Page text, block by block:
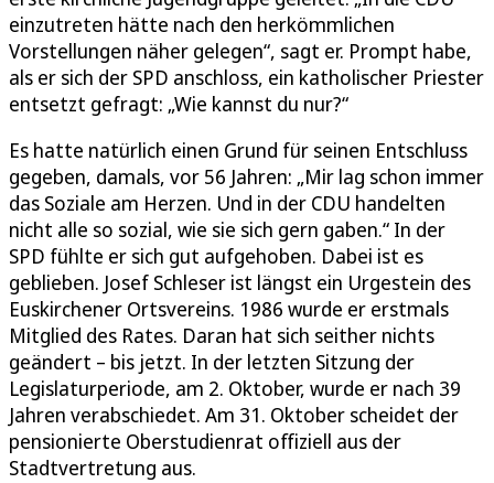
einzutreten hätte nach den herkömmlichen
Vorstellungen näher gelegen“, sagt er. Prompt habe,
als er sich der SPD anschloss, ein katholischer Priester
entsetzt gefragt: „Wie kannst du nur?“
Es hatte natürlich einen Grund für seinen Entschluss
gegeben, damals, vor 56 Jahren: „Mir lag schon immer
das Soziale am Herzen. Und in der CDU handelten
nicht alle so sozial, wie sie sich gern gaben.“ In der
SPD fühlte er sich gut aufgehoben. Dabei ist es
geblieben. Josef Schleser ist längst ein Urgestein des
Euskirchener Ortsvereins. 1986 wurde er erstmals
Mitglied des Rates. Daran hat sich seither nichts
geändert – bis jetzt. In der letzten Sitzung der
Legislaturperiode, am 2. Oktober, wurde er nach 39
Jahren verabschiedet. Am 31. Oktober scheidet der
pensionierte Oberstudienrat offiziell aus der
Stadtvertretung aus.